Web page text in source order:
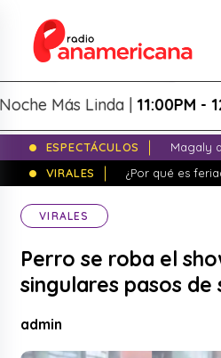
Más Linda |11:00PM -
ESPECTÁCULOS
Magaly
VIRALES
¿Por qué es
VIRALES
Perro se roba el
singulares pasos de
admin